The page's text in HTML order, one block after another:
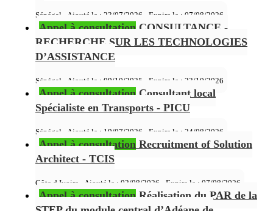
Sénégal - Ajouté le : 23/07/2026 - Expire le : 07/08/2026
Appel à consultation CONSULTANCE -
RECHERCHE SUR LES TECHNOLOGIES
D’ASSISTANCE
Sénégal - Ajouté le : 09/10/2025 - Expire le : 23/10/2026
Appel à consultation Consultant local
Spécialiste en Transports - PICU
Sénégal - Ajouté le : 19/07/2026 - Expire le : 24/08/2026
Appel à consultation Recruitment of Solution
Architect - TCIS
Côte d Ivoire - Ajouté le : 02/08/2026 - Expire le : 07/08/2026
Appel à consultation Réalisation du PAR de la